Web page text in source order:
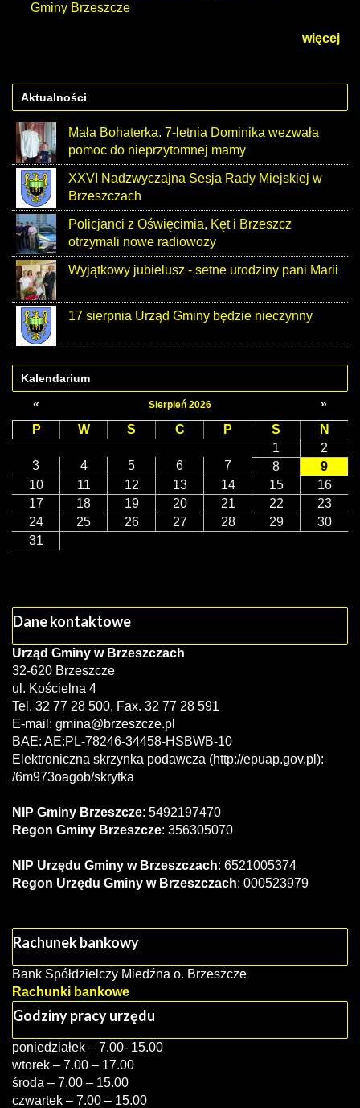
Gminy Brzeszcze
więcej
Aktualności
Mała Bohaterka. 7-letnia Dominika wezwała
pomoc do nieprzytomnej mamy
XXVI Nadzwyczajna Sesja Rady Miejskiej w
Brzeszczach
Policjanci z Oświęcimia, Kęt i Brzeszcz
otrzymali nowe radiowozy
Wyjątkowy jubielusz - setne urodziny pani Marii
17 sierpnia Urząd Gminy będzie nieczynny
Kalendarium
«
Sierpień 2026 »
P W S C P S
N
1
2
3
4 5 6 7 8
9
10
11 12 13 14 15
16
17
18 19 20 21 22
23
24
25 26 27 28 29
30
31
Dane kontaktowe
Urząd Gminy w Brzeszczach
32-620 Brzeszcze
ul. Kościelna 4
Tel. 32 77 28 500, Fax. 32 77 28 591
E-mail: gmina@brzeszcze.pl
BAE: AE:PL-78246-34458-HSBWB-10
Elektroniczna skrzynka podawcza (http://epuap.gov.pl):
/6m973oagob/skrytka
NIP Gminy Brzeszcze: 5492197470
Regon Gminy Brzeszcze: 356305070
NIP Urzędu Gminy w Brzeszczach: 6521005374
Regon Urzędu Gminy w Brzeszczach: 000523979
Rachunek bankowy
Bank Spółdzielczy Miedźna o. Brzeszcze
Rachunki bankowe
Godziny pracy urzędu
poniedziałek – 7.00- 15.00
wtorek – 7.00 – 17.00
środa – 7.00 – 15.00
czwartek – 7.00 – 15.00